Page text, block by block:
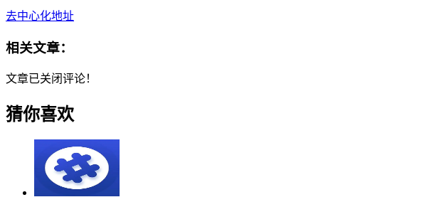
去中心化地址
相关文章：
文章已关闭评论！
猜你喜欢